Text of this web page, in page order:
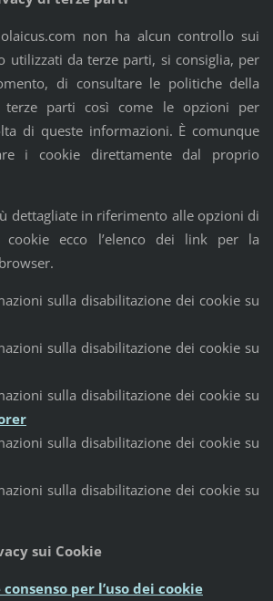
non ha alcun controllo sui
utilizzati da terze parti, si consiglia, per
di consultare le politiche della
terze parti così come le opzioni per
di queste informazioni. È comunque
i cookie direttamente dal proprio
dettagliate in riferimento alle opzioni di
cookie ecco l’elenco dei link per la
sulla disabilitazione dei cookie su
sulla disabilitazione dei cookie su
sulla disabilitazione dei cookie su
sulla disabilitazione dei cookie su
sulla disabilitazione dei cookie su
sui Cookie
per l’uso dei cookie